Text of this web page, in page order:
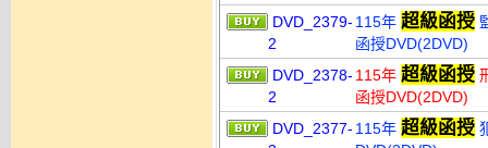
DVD_2379-
2
115年 超級函授
函授DVD(2DVD)
DVD_2378-
2
115年 超級函授
函授DVD(2DVD)
DVD_2377- 115年 超級函授